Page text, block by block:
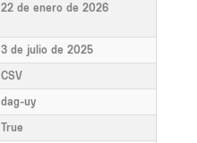
22 de enero de 2026
3 de julio de 2025
CSV
dag-uy
True